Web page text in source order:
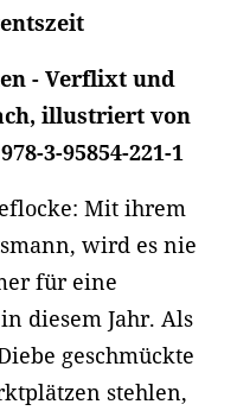
- Verflixt und
illustriert von
3-95854-221-1
Mit ihrem
wird es nie
für eine
diesem Jahr. Als
geschmückte
stehlen,